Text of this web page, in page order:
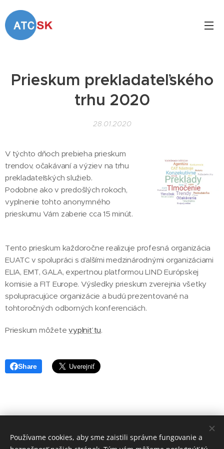
Prieskum prekladateľského
trhu 2020
28.01.2020
V týchto dňoch prebieha prieskum
trendov, očakávaní a výziev na trhu
prekladateľských služieb.
Podobne ako v predošlých rokoch,
vyplnenie tohto anonymného
prieskumu Vám zaberie cca 15 minút.
Tento prieskum každoročne realizuje profesná organizácia
EUATC v spolupráci s ďalšími medzinárodnými organizáciami
ELIA, EMT, GALA, expertnou platformou LIND Európskej
komisie a FIT Europe. Výsledky prieskum zverejnia všetky
spolupracujúce organizácie a budú prezentované na
tohtoročných odborných konferenciách.
Prieskum môžetevyplniť tu.
Share
Sládkovičova 5, Nitra949 01
Používame cookies, aby sme zaistili správne fungovanie a